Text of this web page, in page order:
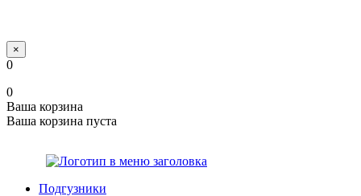
×
0
0
Ваша корзина
Ваша корзина пуста
Подгузники